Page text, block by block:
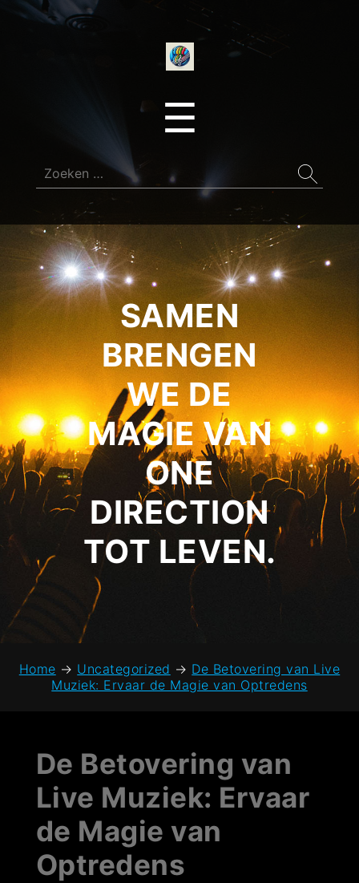
☰
Zoeken
naar:
SAMEN
BRENGEN
WE DE
MAGIE VAN
ONE
DIRECTION
TOT LEVEN.
Home → Uncategorized → De Betovering van Live
Muziek: Ervaar de Magie van Optredens
De Betovering van
Live Muziek: Ervaar
de Magie van
Optredens